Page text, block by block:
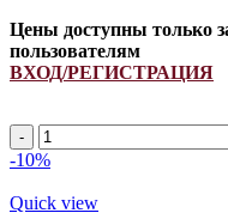
Цены доступны только
пользователям
ВХОД/РЕГИСТРАЦИЯ
Ремень
661245.0/
N15202/
-10%
Quick view